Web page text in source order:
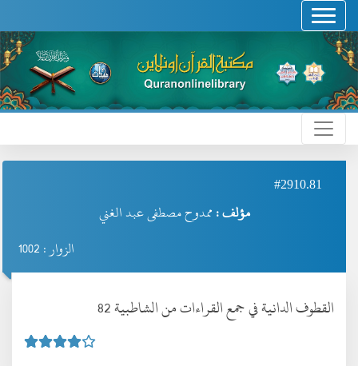
#2910.81
مؤلف : ممدوح مصطفى عبد الغني
الزوار : 1002
القطوف الدانية في جمع القراءات من الشاطبية 82